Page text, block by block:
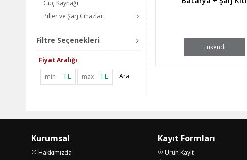
Güç Kaynağı
Piller ve Şarj Cihazları
Filtre Seçenekleri
Fiyat Aralığı
TL TL Ara
Tükendi
Kurumsal
Hakkımızda
Kayıt Formları
Ürün Kayıt